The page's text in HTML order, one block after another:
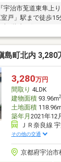
宇治市莵道東隼上
戸」駅まで徒歩
」。●各和室・各
と1階ホールの2
用地域内です。●
・セブンイレ
島町北内 3,280
3,280万円
間取り 4LDK
建物面積93.96m2
土地面積
築年月 2021年12
ＪＲ奈良線
その他の交通
京都府宇治市